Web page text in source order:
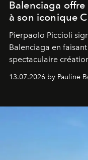
Balenciaga
à son iconique
Pierpaolo Piccioli
Balenciaga en
spectaculaire
13.07.2026 by Pauline